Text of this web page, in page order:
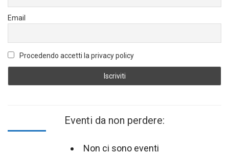
Email
Procedendo accetti la privacy policy
Eventi da non perdere:
Non ci sono eventi